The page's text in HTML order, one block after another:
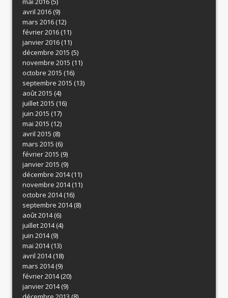
avril 2016(9)
mars 2016(12)
février 2016(11)
janvier 2016(11)
décembre 2015 (5)
novembre 2015 (11)
octobre 2015 (16)
septembre 2015 (13)
août 2015 (4)
juillet 2015 (16)
juin 2015 (17)
mai 2015 (12)
avril 2015 (8)
mars 2015 (6)
février 2015 (9)
janvier 2015 (9)
décembre 2014(11)
novembre 2014(11)
octobre 2014(16)
septembre 2014(8)
août 2014(6)
juillet 2014(4)
juin 2014(9)
mai 2014(13)
avril 2014(18)
mars 2014(9)
février 2014(20)
janvier 2014(9)